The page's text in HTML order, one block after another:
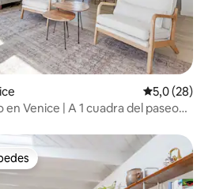
Calificación
5,0 (28)
Venice | A 1 cuadra del paseo
más destacados